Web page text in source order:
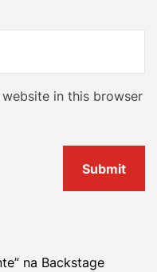
website in this browser
na Backstage